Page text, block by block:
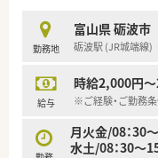
■ノルマがなく患
ッシャーが少なく
■離職率が低く勤
【想定されるキャ
としての専門知識
■店舗運営やマネ
勤務地
富山県 砺波市
砺波駅 (JR城端線)
給与
時給2,000円
※ご経験・ご勤務
月火金/08：30～
水土/08：30～